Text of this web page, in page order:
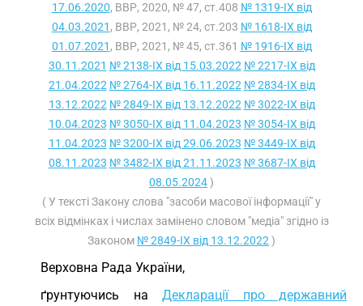
17.06.2020, ВВР, 2020, № 47, ст.408 № 1319-IX від
04.03.2021 , ВВР, 2021, № 24, ст.203 № 1618-IX від
01.07.2021 , ВВР, 2021, № 45, ст.361 № 1916-IX від
30.11.2021 № 2138-IX від 15.03.2022 № 2217-IX від
21.04.2022 № 2764-IX від 16.11.2022 № 2834-IX від
13.12.2022 № 2849-IX від 13.12.2022 № 3022-IX від
10.04.2023 № 3050-IX від 11.04.2023 № 3054-IX від
11.04.2023 № 3200-IX від 29.06.2023 № 3449-IX від
08.11.2023 № 3482-IX від 21.11.2023 № 3687-IX від
08.05.2024)
( У тексті Закону слова "засоби масової інформації" у
всіх відмінках і числах замінено словом "медіа" згідно із
Законом № 2849-IX від 13.12.2022 )
Верховна Рада України,
ґрунтуючись на Декларації про державний